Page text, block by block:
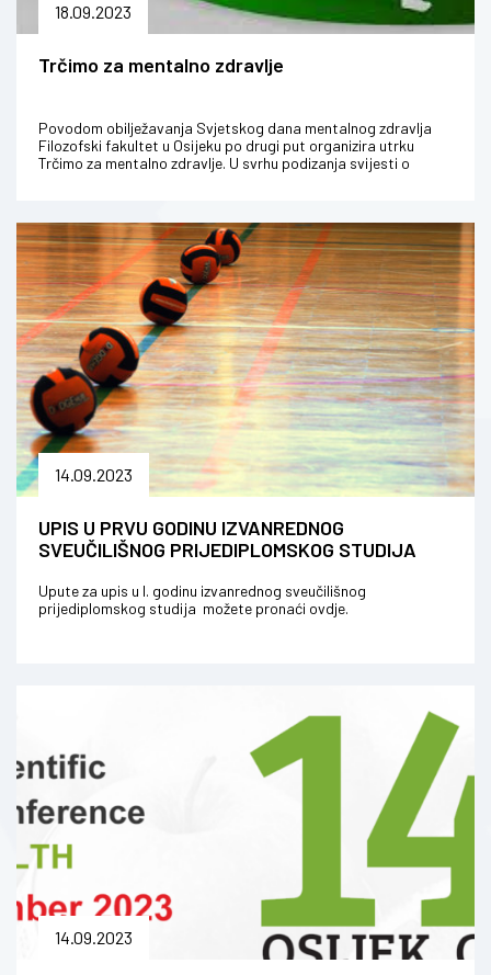
18.09.2023
Trčimo za mentalno zdravlje
Povodom obilježavanja Svjetskog dana mentalnog zdravlja
Filozofski fakultet u Osijeku po drugi put organizira utrku
Trčimo za mentalno zdravlje. U svrhu podizanja svijesti o
14.09.2023
UPIS U PRVU GODINU IZVANREDNOG
SVEUČILIŠNOG PRIJEDIPLOMSKOG STUDIJA
Upute za upis u I. godinu izvanrednog sveučilišnog
prijediplomskog studija možete pronaći ovdje.
14.09.2023